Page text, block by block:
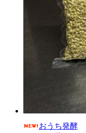
おうち発酵